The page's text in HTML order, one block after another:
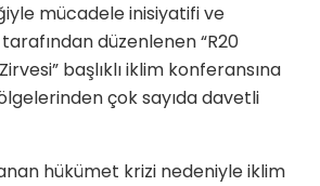
mücadele inisiyatifi ve
düzenlenen “R20
başlıklı iklim konferansına
çok sayıda davetli
hükümet krizi nedeniyle iklim